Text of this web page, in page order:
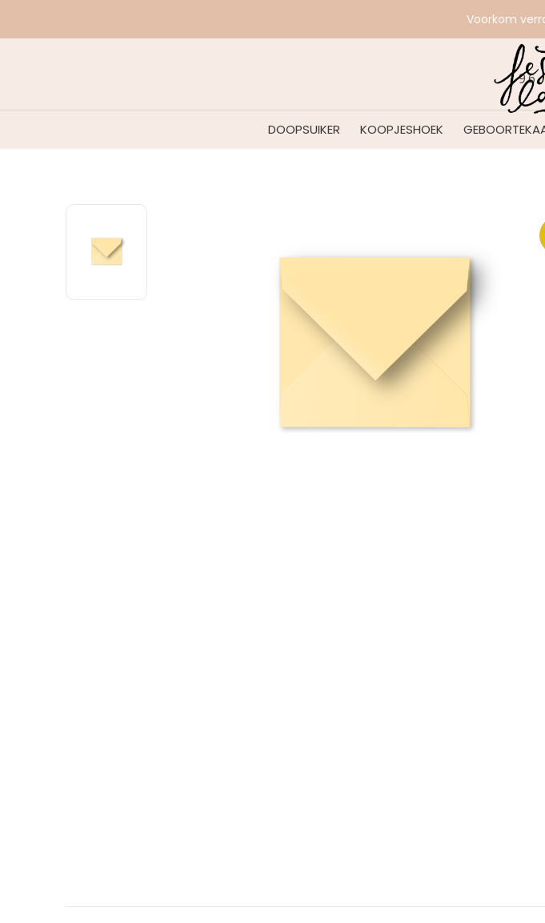
DOOPSUIKER KOOPJESHOEK
9.6
Voorkom